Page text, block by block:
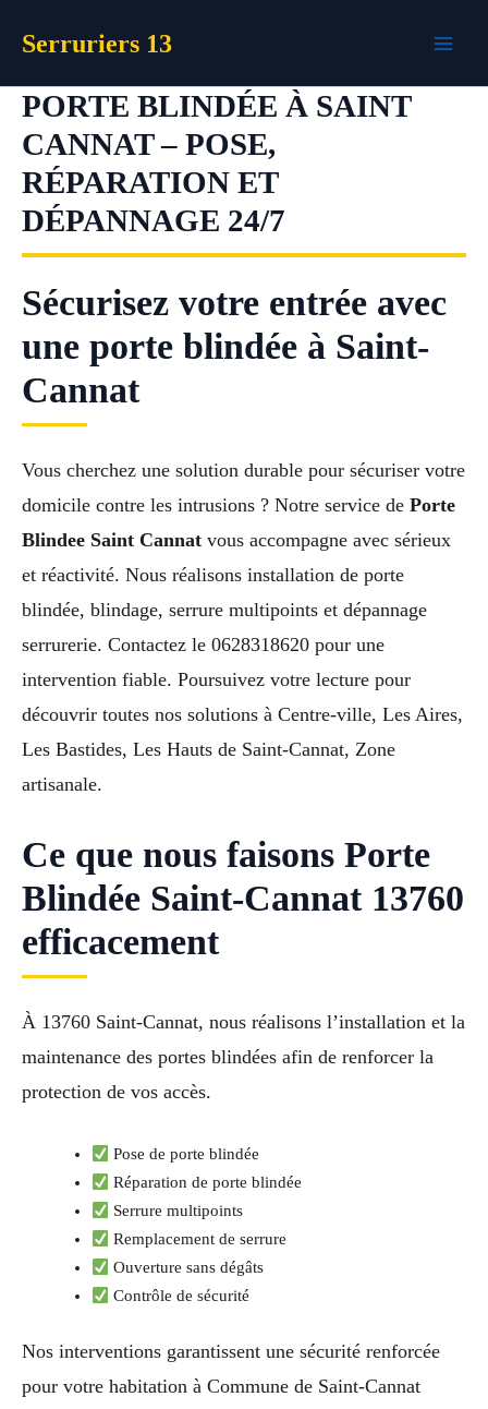
Serruriers 13
PORTE BLINDÉE À SAINT
CANNAT – POSE,
RÉPARATION ET
DÉPANNAGE 24/7
Sécurisez votre entrée avec
une porte blindée à Saint-
Cannat
Vous cherchez une solution durable pour sécuriser votre
domicile contre les intrusions ? Notre service de Porte
Blindee Saint Cannat vous accompagne avec sérieux
et réactivité. Nous réalisons installation de porte
blindée, blindage, serrure multipoints et dépannage
serrurerie. Contactez le 0628318620 pour une
intervention fiable. Poursuivez votre lecture pour
découvrir toutes nos solutions à Centre-ville, Les Aires,
Les Bastides, Les Hauts de Saint-Cannat, Zone
artisanale.
Ce que nous faisons Porte
Blindée Saint-Cannat 13760
efficacement
À 13760 Saint-Cannat, nous réalisons l’installation et la
maintenance des portes blindées afin de renforcer la
protection de vos accès.
Pose de porte blindée
Réparation de porte blindée
Serrure multipoints
Remplacement de serrure
Ouverture sans dégâts
Contrôle de sécurité
Nos interventions garantissent une sécurité renforcée
pour votre habitation à Commune de Saint-Cannat